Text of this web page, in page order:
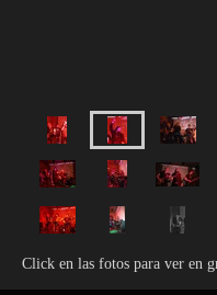
Click en las fotos para ver en